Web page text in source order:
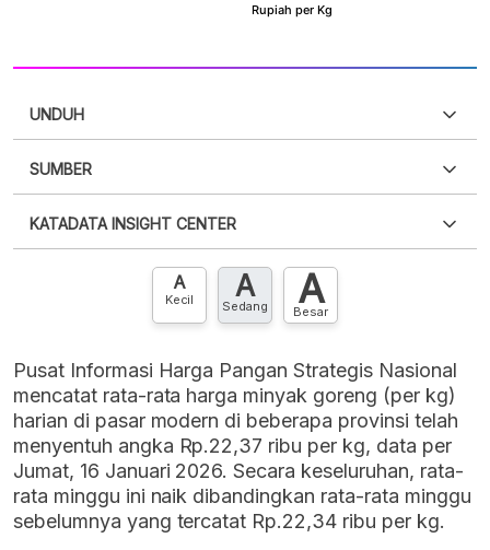
UNDUH
XLS
SUMBER
punya akun?Silakan Daftar sekarang
KATADATA INSIGHT CENTER
Hubungi sekarang »
A
Kecil A
Sedang A
Besar
Pusat Informasi Harga Pangan Strategis Nasional
mencatat rata-rata harga minyak goreng (per kg)
harian di pasar modern di beberapa provinsi telah
menyentuh angka Rp.22,37 ribu per kg, data per
Jumat, 16 Januari 2026. Secara keseluruhan, rata-
rata minggu ini naik dibandingkan rata-rata minggu
sebelumnya yang tercatat Rp.22,34 ribu per kg.